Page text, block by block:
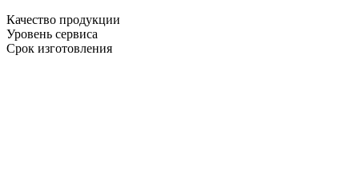
Качество продукции
Уровень сервиса
Срок изготовления